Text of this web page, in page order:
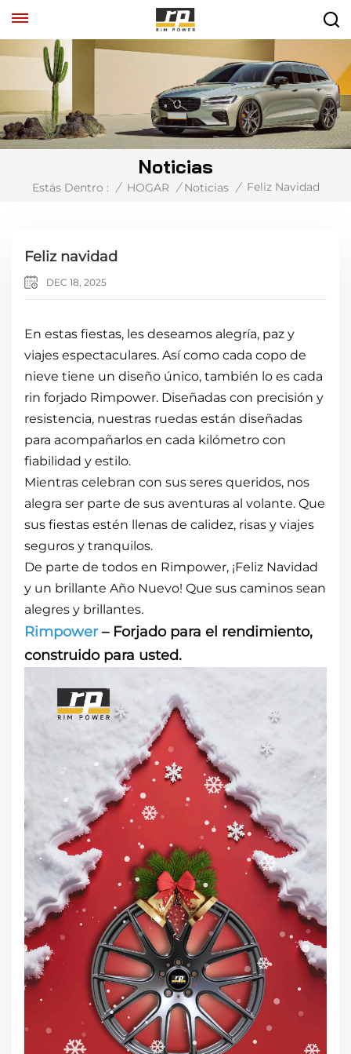
Noticias
Estás Dentro : / HOGAR / Noticias / Feliz Navidad
Feliz navidad
DEC 18, 2025
En estas fiestas, les deseamos alegría, paz y
viajes espectaculares. Así como cada copo de
nieve tiene un diseño único, también lo es cada
rin forjado Rimpower. Diseñadas con precisión y
resistencia, nuestras ruedas están diseñadas
para acompañarlos en cada kilómetro con
fiabilidad y estilo.
Mientras celebran con sus seres queridos, nos
alegra ser parte de sus aventuras al volante. Que
sus fiestas estén llenas de calidez, risas y viajes
seguros y tranquilos.
De parte de todos en Rimpower, ¡Feliz Navidad
y un brillante Año Nuevo! Que sus caminos sean
alegres y brillantes.
Rimpower– Forjado para el rendimiento,
construido para usted.